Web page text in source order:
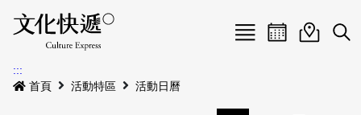
Menu
最新公告
活動日曆活動地圖
展
:::
首頁
活動特區 活動日曆